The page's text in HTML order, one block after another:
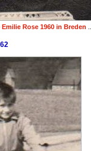
Rose 1960 in Breden